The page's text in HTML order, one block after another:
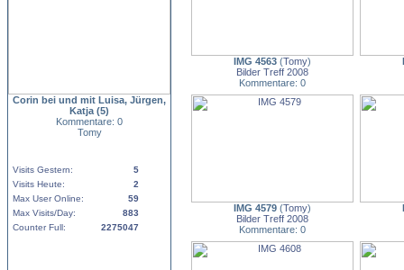
Corin bei und mit Luisa, Jürgen,
Katja (5)
Kommentare: 0
Tomy
Visits Gestern:
5
Visits Heute:
2
Max User Online:
59
Max Visits/Day:
883
Counter Full:
2275047
IMG 4563 (Tomy)
Bilder Treff 2008
Kommentare: 0
IMG 4579 (Tomy)
Bilder Treff 2008
Kommentare: 0